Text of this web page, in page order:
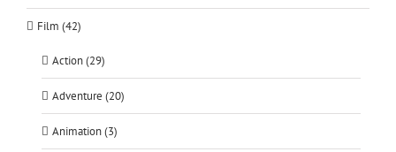
Film (42)
Action (29)
Adventure (20)
Animation (3)